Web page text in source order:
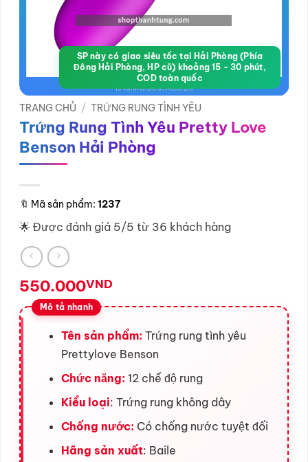
SP này có giao siêu tốc tại Hải Phòng (Phía
Đông Hải Phòng, HP cũ) khoảng 15 - 30 phút,
COD toàn quốc
TRANG CHỦ / TRỨNG RUNG TÌNH YÊU
Trứng Rung Tình Yêu Pretty Love
Benson Hải Phòng
🔖 Mã sản phẩm: 1237
🌟 Được đánh giá 5/5 từ 36 khách hàng
550.000VND
Tên sản phẩm: Trứng rung tình yêu
Prettylove Benson
Chức năng: 12 chế độ rung
Kiểu loại: Trứng rung không dây
Chống nước: Có chống nước tuyệt đối
Hãng sản xuất: Baile